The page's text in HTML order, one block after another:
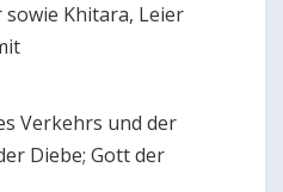
Khitara, Leier
Verkehrs und der
Diebe; Gott der